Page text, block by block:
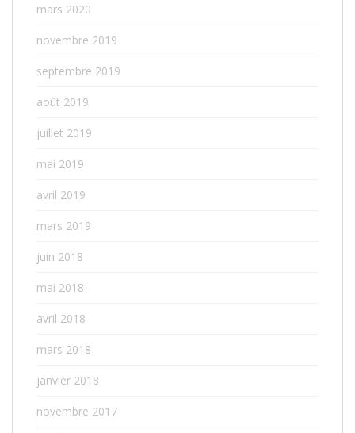
mars 2020
novembre 2019
septembre 2019
août 2019
juillet 2019
mai 2019
avril 2019
mars 2019
juin 2018
mai 2018
avril 2018
mars 2018
janvier 2018
novembre 2017